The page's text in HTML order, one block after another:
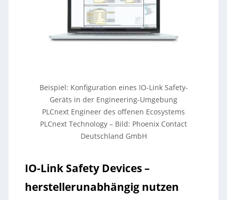
Beispiel: Konfiguration eines IO-Link Safety-
Geräts in der Engineering-Umgebung
PLCnext Engineer des offenen Ecosystems
PLCnext Technology – Bild: Phoenix Contact
Deutschland GmbH
IO-Link Safety Devices –
herstellerunabhängig nutzen